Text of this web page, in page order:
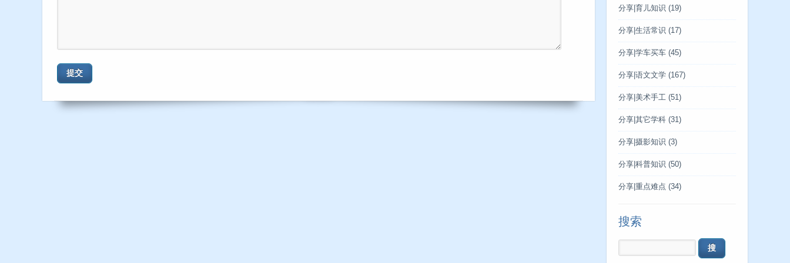
分享|育儿知识 (19)
分享|生活常识 (17)
分享|学车买车 (45)
分享|语文文学 (167)
分享|美术手工 (51)
分享|其它学科 (31)
分享|摄影知识 (3)
分享|科普知识 (50)
分享|重点难点 (34)
搜索